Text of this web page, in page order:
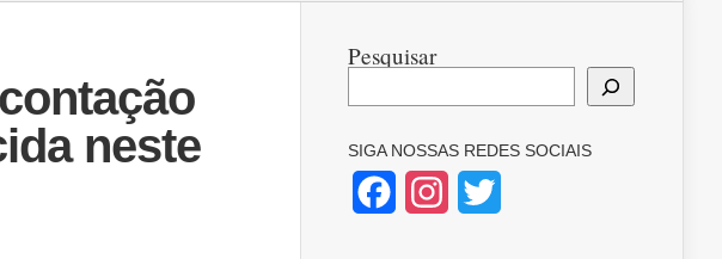
neste
Pesquisar
SIGA NOSSAS REDES SOCIAIS
FacebookInstagram